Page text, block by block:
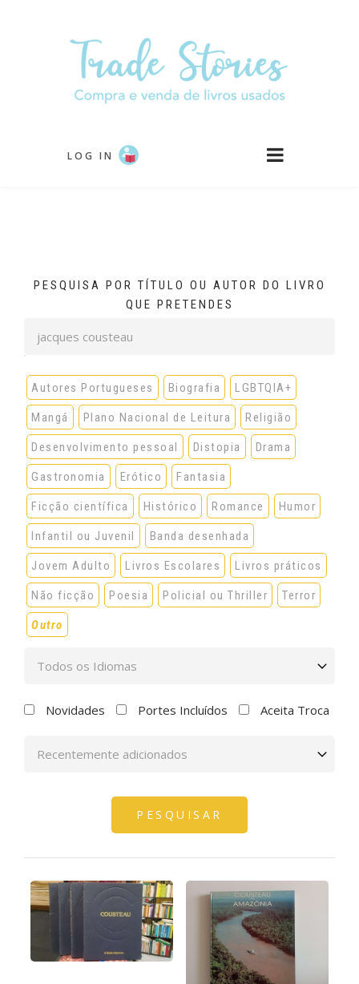
LOG IN
PESQUISA POR TÍTULO OU AUTOR DO LIVRO
QUE PRETENDES
Autores Portugueses Biografia LGBTQIA+
Mangá Plano Nacional de Leitura Religião
Desenvolvimento pessoal Distopia Drama
Gastronomia Erótico Fantasia
Ficção científica Histórico Romance Humor
Infantil ou Juvenil Banda desenhada
Jovem Adulto Livros Escolares Livros práticos
Não ficção Poesia Policial ou Thriller Terror
Outro
Novidades Portes Incluídos Aceita Troca